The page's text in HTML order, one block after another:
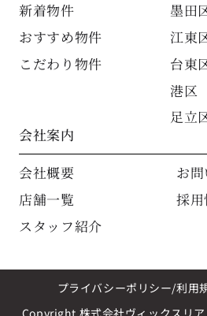
新着物件
おすすめ物件
こだわり物件
墨田
江東
台東
港区
足立
会社案内
会社概要
店舗一覧
スタッフ紹介
お
採
プライバシーポリシー 利用
Copyright 株式会社ヴィックスリ